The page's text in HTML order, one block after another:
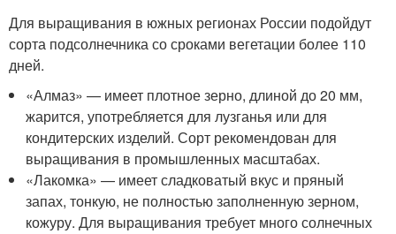
Для выращивания в южных регионах России подойдут
сорта подсолнечника со сроками вегетации более 110
дней.
«Алмаз» — имеет плотное зерно, длиной до 20 мм,
жарится, употребляется для лузганья или для
кондитерских изделий. Сорт рекомендован для
выращивания в промышленных масштабах.
«Лакомка» — имеет сладковатый вкус и пряный
запах, тонкую, не полностью заполненную зерном,
кожуру. Для выращивания требует много солнечных